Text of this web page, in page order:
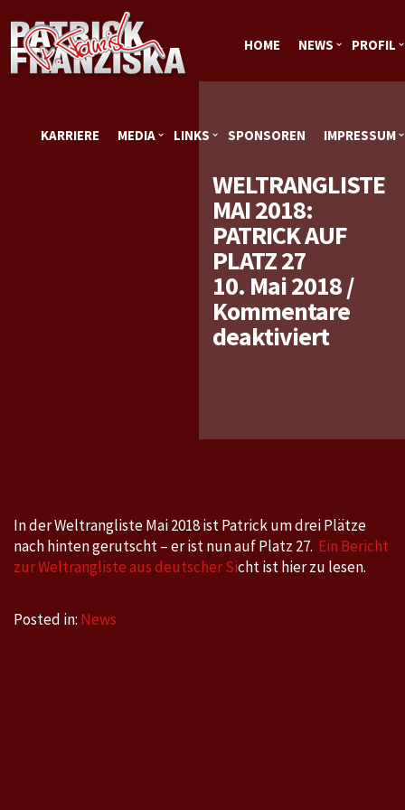
HOME NEWS PROFIL
KARRIERE MEDIA LINKS SPONSOREN IMPRESSUM
WELTRANGLISTE
MAI 2018:
PATRICK AUF
PLATZ 27
10. Mai 2018/
Kommentare
deaktiviertfür
Patrick
27
In der Weltrangliste Mai 2018 ist Patrick um drei Plätze
nach hinten gerutscht – er ist nun auf Platz 27. Ein Bericht
zur Weltrangliste aus deutscher Sicht ist hier zu lesen.
Posted in: News